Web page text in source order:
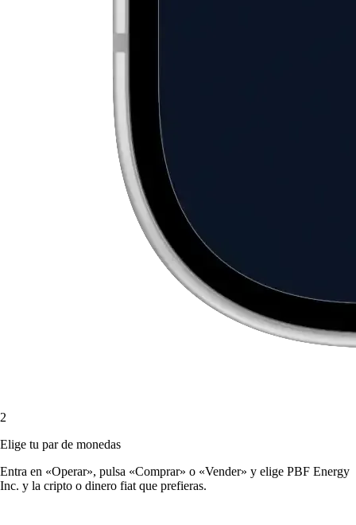
2
Elige tu par de monedas
Entra en «Operar», pulsa «Comprar» o «Vender» y elige PBF Energy
Inc. y la cripto o dinero fiat que prefieras.